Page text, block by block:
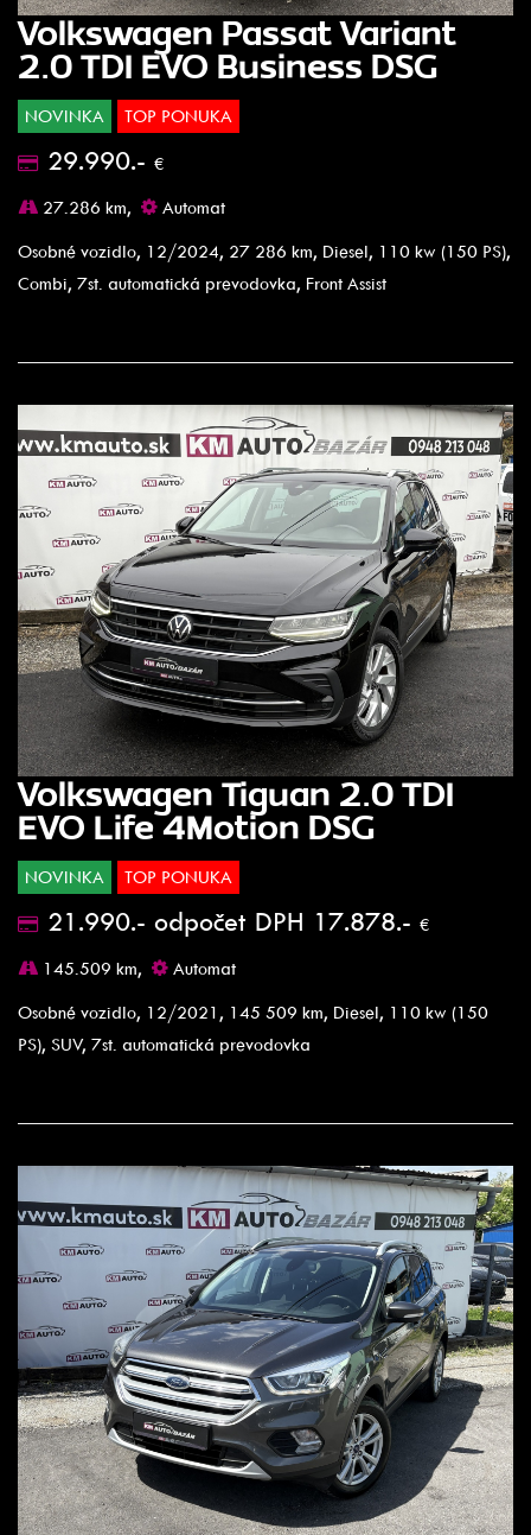
Volkswagen Passat Variant
2.0 TDI EVO Business DSG
NOVINKA TOP PONUKA
29.990.- €
27.286 km,
Automat
Osobné vozidlo, 12/2024, 27 286 km, Diesel, 110 kw (150 PS),
Combi, 7st. automatická prevodovka, Front Assist
Volkswagen Tiguan 2.0 TDI
EVO Life 4Motion DSG
NOVINKA TOP PONUKA
21.990.- odpočet DPH 17.878.- €
145.509 km,
Automat
Osobné vozidlo, 12/2021, 145 509 km, Diesel, 110 kw (150
PS), SUV, 7st. automatická prevodovka